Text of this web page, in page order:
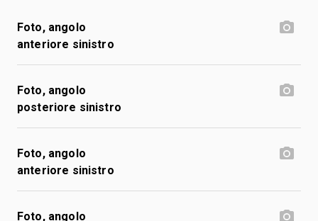
Foto, angolo
anteriore sinistro
Foto, angolo
posteriore sinistro
Foto, angolo
anteriore sinistro
Foto, angolo